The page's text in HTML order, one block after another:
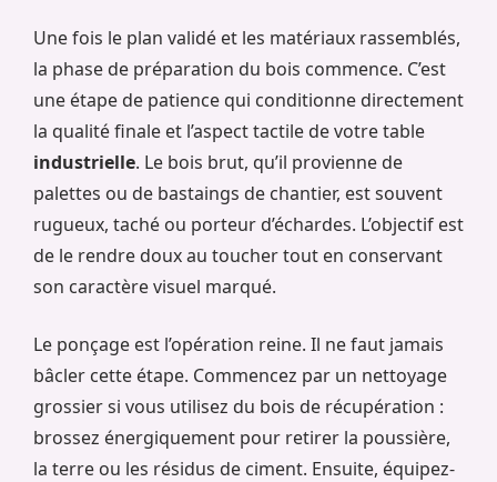
Une fois le plan validé et les matériaux rassemblés,
la phase de préparation du bois commence. C’est
une étape de patience qui conditionne directement
la qualité finale et l’aspect tactile de votre table
industrielle. Le bois brut, qu’il provienne de
palettes ou de bastaings de chantier, est souvent
rugueux, taché ou porteur d’échardes. L’objectif est
de le rendre doux au toucher tout en conservant
son caractère visuel marqué.
Le ponçage est l’opération reine. Il ne faut jamais
bâcler cette étape. Commencez par un nettoyage
grossier si vous utilisez du bois de récupération :
brossez énergiquement pour retirer la poussière,
la terre ou les résidus de ciment. Ensuite, équipez-